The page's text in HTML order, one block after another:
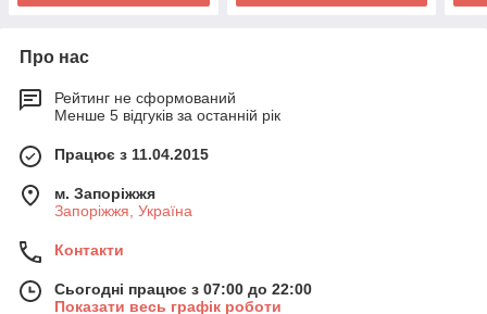
Про нас
Рейтинг не сформований
Менше 5 відгуків за останній рік
Працює з 11.04.2015
м. Запоріжжя
Запоріжжя, Україна
Контакти
Сьогодні працює з 07:00 до 22:00
Показати весь графік роботи